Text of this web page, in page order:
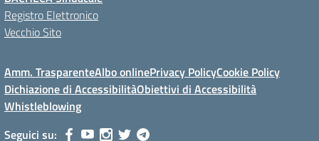
Registro Elettronico
Vecchio Sito
Amm. TrasparenteAlbo onlinePrivacy PolicyCookie Policy
Dichiazione di AccessibilitàObiettivi di Accessibilità
Whistleblowing
Seguici su: